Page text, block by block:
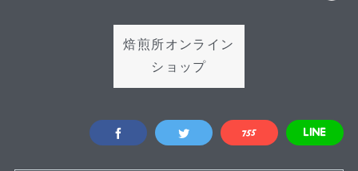
焙煎所オンライン
ショップ